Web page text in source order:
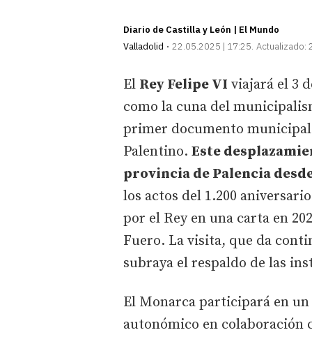
Diario de Castilla y León | El Mundo
Valladolid
22.05.2025 | 17:25 Actualizado:
El Rey Felipe VI viajará el 3
como la cuna del
primer documento municipal
Palentino. Este
provincia de Palencia
los actos del 1.200
por el Rey en una carta en
Fuero. La visita, que da
subraya el respaldo de las
El Monarca participará en
autonómico en colaboración